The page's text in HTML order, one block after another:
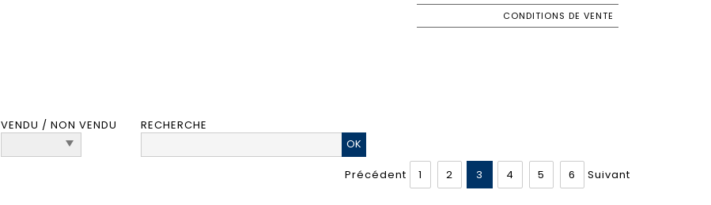
CONDITIONS DE VENTE
VENDU / NON VENDU RECHERCHE
Précédent 1 2 3 4 5 6 Suivant